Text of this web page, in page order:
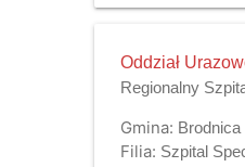
Oddział
Regionalny
Gmina: Brodnica
Filia: Szpital